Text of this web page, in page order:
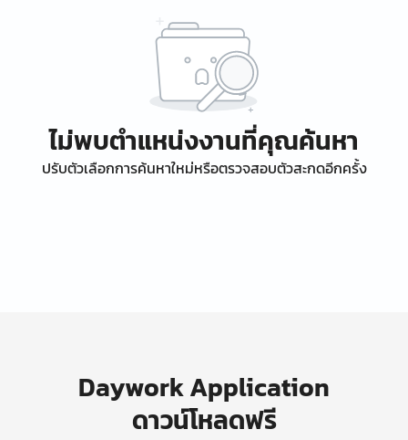
ไม่พบตำแหน่งงานที่คุณค้นหา
ปรับตัวเลือกการค้นหาใหม่หรือตรวจสอบตัวสะกดอีกครั้ง
Daywork Application
ดาวน์โหลดฟรี